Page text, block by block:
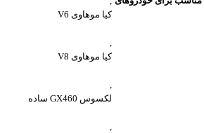
کیا موهاوی V6
,
کیا موهاوی V8
,
لکسوس GX460 ساده
,